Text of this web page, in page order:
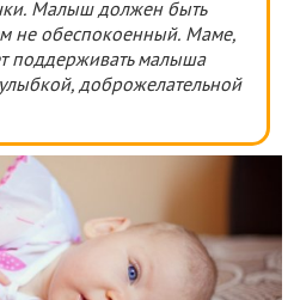
Малыш должен быть
не обеспокоенный. Маме,
поддерживать малыша
доброжелательной